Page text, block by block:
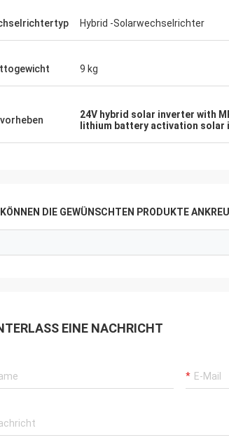
Hybrid -Solarwechselrichter
9 kg
24V hybrid solar inverter with
lithium battery activation solar
DIE GEWÜNSCHTEN PRODUKTE
EINE NACHRICHT